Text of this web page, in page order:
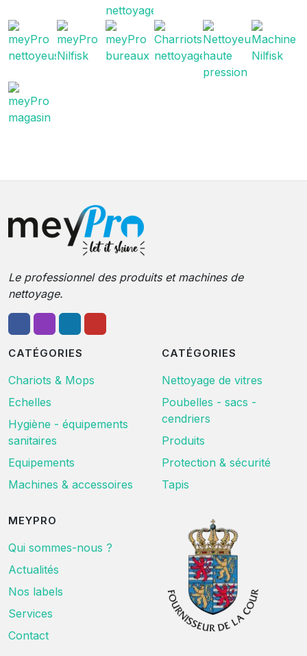
Le professionnel des produits et machines de
nettoyage.
CATÉGORIES
Chariots & Mops
Echelles
Hygiène - équipements
sanitaires
Equipements
Machines & accessoires
CATÉGORIES
Nettoyage de vitres
Poubelles - sacs -
cendriers
Produits
Protection & sécurité
Tapis
MEYPRO
Qui sommes-nous ?
Actualités
Nos labels
Services
Contact